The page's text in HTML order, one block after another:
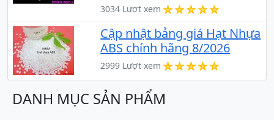
3034 Lượt xem
Cập nhật bảng giá Hạt Nhựa
ABS chính hãng 8/2026
2999 Lượt xem
DANH MỤC SẢN PHẨM